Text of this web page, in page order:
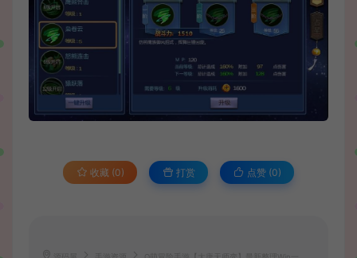
收藏 (0) 打赏 点赞 (0)